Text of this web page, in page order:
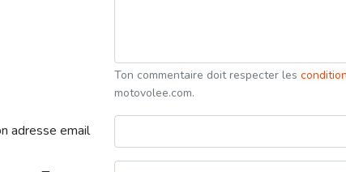
Ton commentaire doit respecter les
motovolee.com.
adresse email